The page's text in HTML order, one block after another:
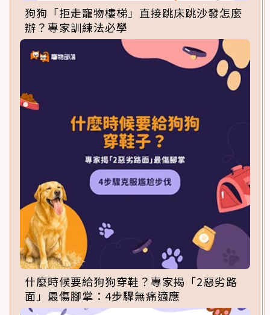
狗狗「拒走寵物樓梯」直接跳床跳沙發怎麼
辦？專家訓練法必學
什麼時候要給狗狗穿鞋？專家揭「2惡劣路
面」最傷腳掌：4步驟無痛適應